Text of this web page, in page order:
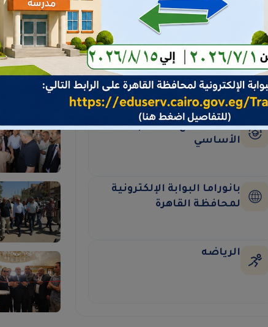
الجارية لمشروع
محافظ القاهرة يتفقد الأعمال الانشائية الجارية
لتنفيذ مشروع شلتر الكلاب الضالة لمتابعة نسب
التنفيذ
فى البوابة
تطبيق نتائج التعليم
الأساسي
بانوراما البوابة الإلكترونية
لمحافظة القاهرة
الرياضه
جولات